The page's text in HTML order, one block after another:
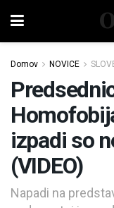
Domov NOVICE
izpadi so
(VIDEO)
Napadi na